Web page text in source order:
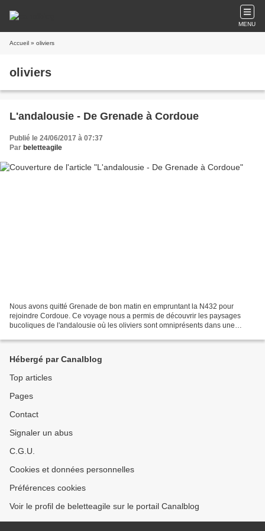
MENU
Accueil » oliviers
oliviers
L'andalousie - De Grenade à Cordoue
Publié le 24/06/2017 à 07:37
Par beletteagile
Nous avons quitté Grenade de bon matin en empruntant la N432 pour
rejoindre Cordoue. Ce voyage nous a permis de découvrir les paysages
bucoliques de l'andalousie où les oliviers sont omniprésents dans une
Hébergé par Canalblog
Top articles
Pages
Contact
Signaler un abus
C.G.U.
Cookies et données personnelles
Préférences cookies
Voir le profil de beletteagile sur le portail Canalblog